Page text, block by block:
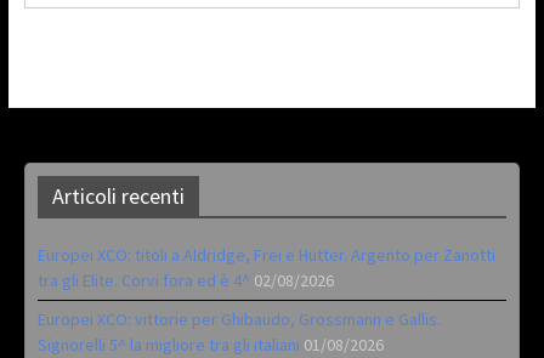
Articoli recenti
Europei XCO: titoli a Aldridge, Frei e Hutter. Argento per Zanotti
tra gli Elite. Corvi fora ed è 4^ 02/08/2026
Europei XCO: vittorie per Ghibaudo, Grossmann e Gallis.
Signorelli 5^ la migliore tra gli italiani 01/08/2026